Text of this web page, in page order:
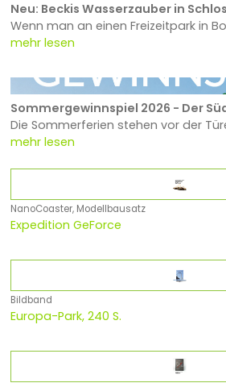
Neu: Beckis Wasserzauber in
Wenn man an einen Freizeitpark in
mehr lesen
Sommergewinnspiel 2026 - Der
Die Sommerferien stehen vor der
mehr lesen
NanoCoaster, Modellbausatz
Expedition GeForce
Bildband
Europa-Park, 240 S.